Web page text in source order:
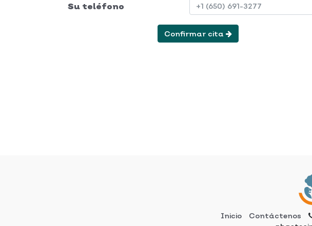
Su teléfono
Confirmar cita
Inicio Contáctenos